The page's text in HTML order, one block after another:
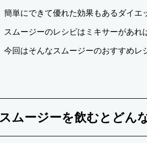
簡単にできて優れた効果もあるダイエ
スムージーのレシピはミキサーがあれ
今回はそんなスムージーのおすすめレ
ムージーを飲むとどん